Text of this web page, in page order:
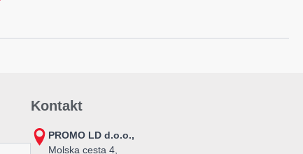
Kontakt
PROMO LD d.o.o.,
Molska cesta 4,